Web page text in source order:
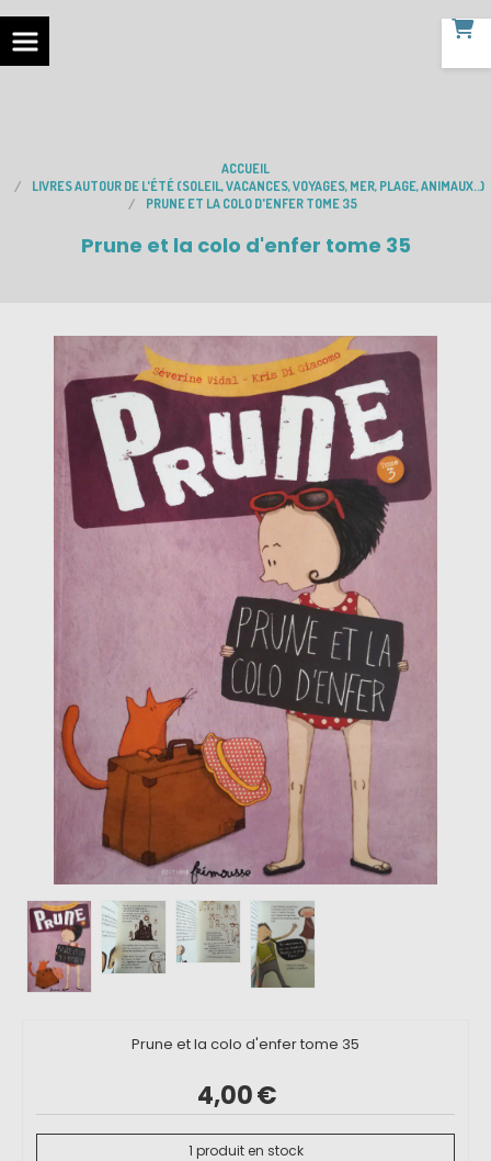
ACCUEIL
LIVRES AUTOUR DE L'ÉTÉ (SOLEIL, VACANCES, VOYAGES, MER, PLAGE, ANIMAUX..)
PRUNE ET LA COLO D'ENFER TOME 35
Prune et la colo d'enfer tome 35
Prune et la colo d'enfer tome 35
4,00€
1 produit en stock